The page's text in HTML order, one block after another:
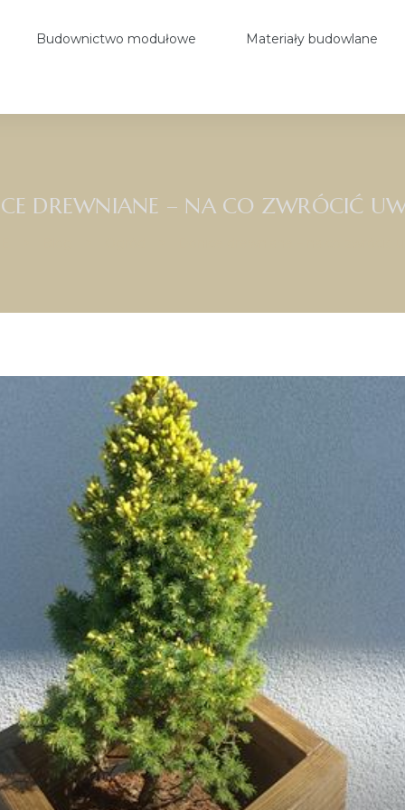
Budownictwo modułowe Materiały budowlane
DREWNIANE – NA CO ZWRÓCIĆ